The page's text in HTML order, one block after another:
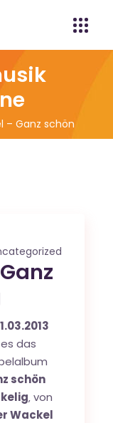
– Ganz schön
das
schön
‚ von
Wackel